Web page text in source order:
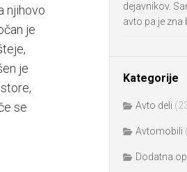
njihovo
je
je
se
dejavnikov.
avto pa je zna
Kategorije
Avto deli
Avtomobili
Dodatna